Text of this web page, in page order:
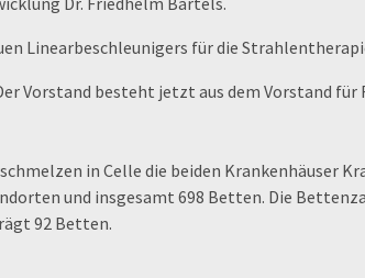
Linearbeschleunigers für die
Vorstand besteht jetzt aus dem Vorstand für
in Celle die beiden Krankenhäuser
und insgesamt 698 Betten. Die
92 Betten.